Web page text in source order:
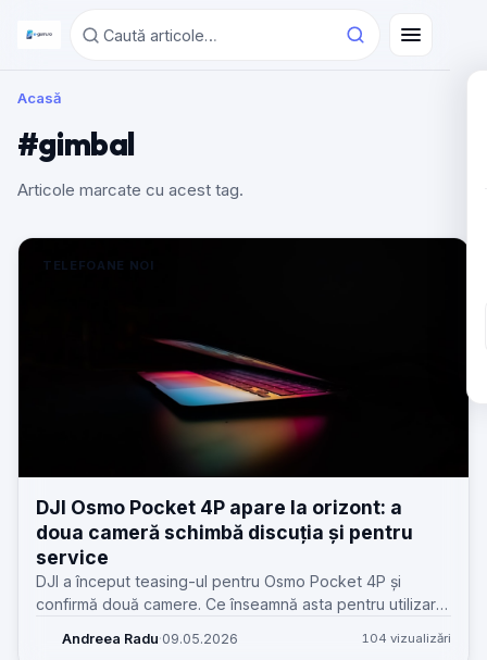
Acasă
#gimbal
Articole marcate cu acest tag.
TELEFOANE NOI
DJI Osmo Pocket 4P apare la orizont: a
doua cameră schimbă discuția și pentru
service
DJI a început teasing-ul pentru Osmo Pocket 4P și
confirmă două camere. Ce înseamnă asta pentru utilizare,
GSM.
Andreea Radu·09.05.2026 104 vizualizări